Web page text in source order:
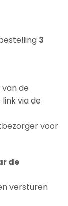
3
de
via de
voor
de
versturen